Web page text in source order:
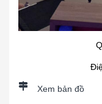
Xem bản đồ